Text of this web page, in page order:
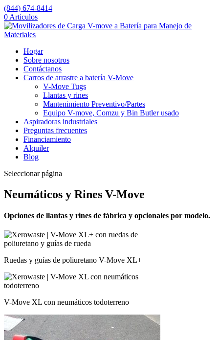
(844) 674-8414
0 Artículos
Hogar
Sobre nosotros
Contáctanos
Carros de arrastre a batería V-Move
V-Move Tugs
Llantas y rines
Mantenimiento Preventivo/Partes
Equipo V-move, Comzu y Bin Butler usado
Aspiradoras industriales
Preguntas frecuentes
Financiamiento
Alquiler
Blog
Seleccionar página
Neumáticos y Rines V-Move
Opciones de llantas y rines de fábrica y opcionales por modelo.
Ruedas y guías de poliuretano V-Move XL+
V-Move XL con neumáticos todoterreno